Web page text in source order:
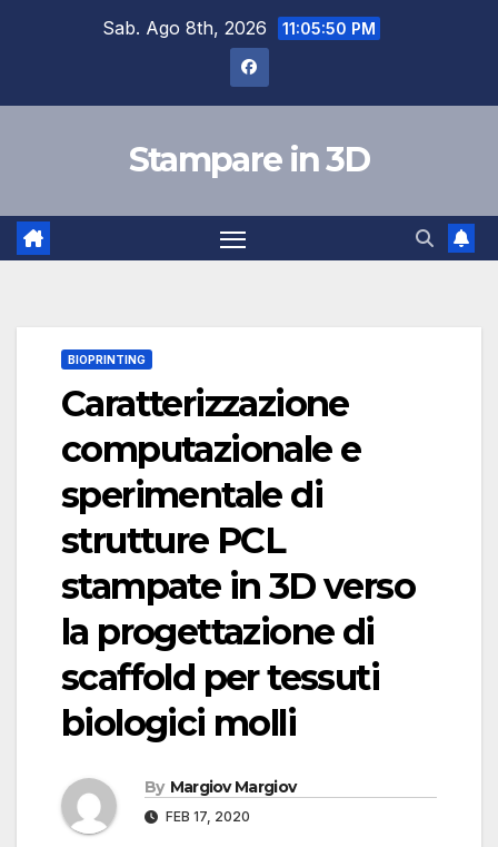
Sab. Ago 8th, 2026 11:05:51 PM
Stampare in 3D
BIOPRINTING
Caratterizzazione
computazionale e
sperimentale di
strutture PCL
stampate in 3D verso
la progettazione di
scaffold per tessuti
biologici molli
By Margiov Margiov
FEB 17, 2020